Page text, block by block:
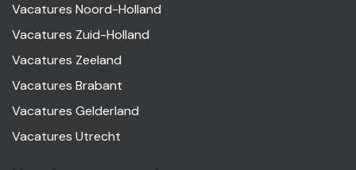
Vacatures Noord-Holland
Vacatures Zuid-Holland
Vacatures Zeeland
Vacatures Brabant
Vacatures Gelderland
Vacatures Utrecht